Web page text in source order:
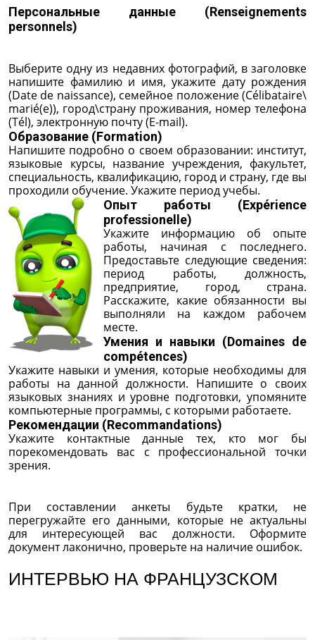
Персональные данные (Renseignements
personnels)
Выберите одну из недавних фотографий, в заголовке
напишите фамилию и имя, укажите дату рождения
(Date de naissance), семейное положение (Сélibataire\
marié(e)), город\страну проживания, номер телефона
(Tél), электронную почту (E-mail).
Образование (Formation)
Напишите подробно о своем образовании: институт,
языковые курсы, название учреждения, факультет,
специальность, квалификацию, город и страну, где вы
проходили обучение. Укажите период учебы.
Опыт работы (Expérience
professionelle)
Укажите информацию об опыте
работы, начиная с последнего.
Предоставьте следующие сведения:
период работы, должность,
предприятие, город, страна.
Расскажите, какие обязанности вы
выполняли на каждом рабочем
месте.
Умения и навыки (Domaines de
compétences)
Укажите навыки и умения, которые необходимы для
работы на данной должности. Напишите о своих
языковых знаниях и уровне подготовки, упомяните
компьютерные программы, с которыми работаете.
Рекомендации (Recommandations)
Укажите контактные данные тех, кто мог бы
порекомендовать вас с профессиональной точки
зрения.
При составлении анкеты будьте кратки, не
перегружайте его данными, которые не актуальны
для интересующей вас должности. Оформите
документ лаконично, проверьте на наличие ошибок.
ИНТЕРВЬЮ НА ФРАНЦУЗСКОМ